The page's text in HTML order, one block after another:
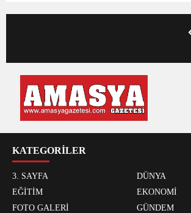
KATEGORİLER
3. SAYFA
DÜNYA
EĞİTİM
EKONOMİ
FOTO GALERİ
GÜNDEM